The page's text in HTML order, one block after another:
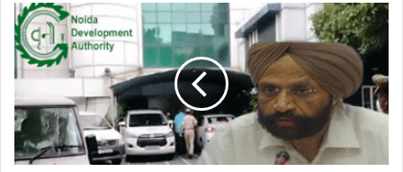
रिटायर्ड
IAS
मोहिंदर
सिंह
ED
को
दिए
8